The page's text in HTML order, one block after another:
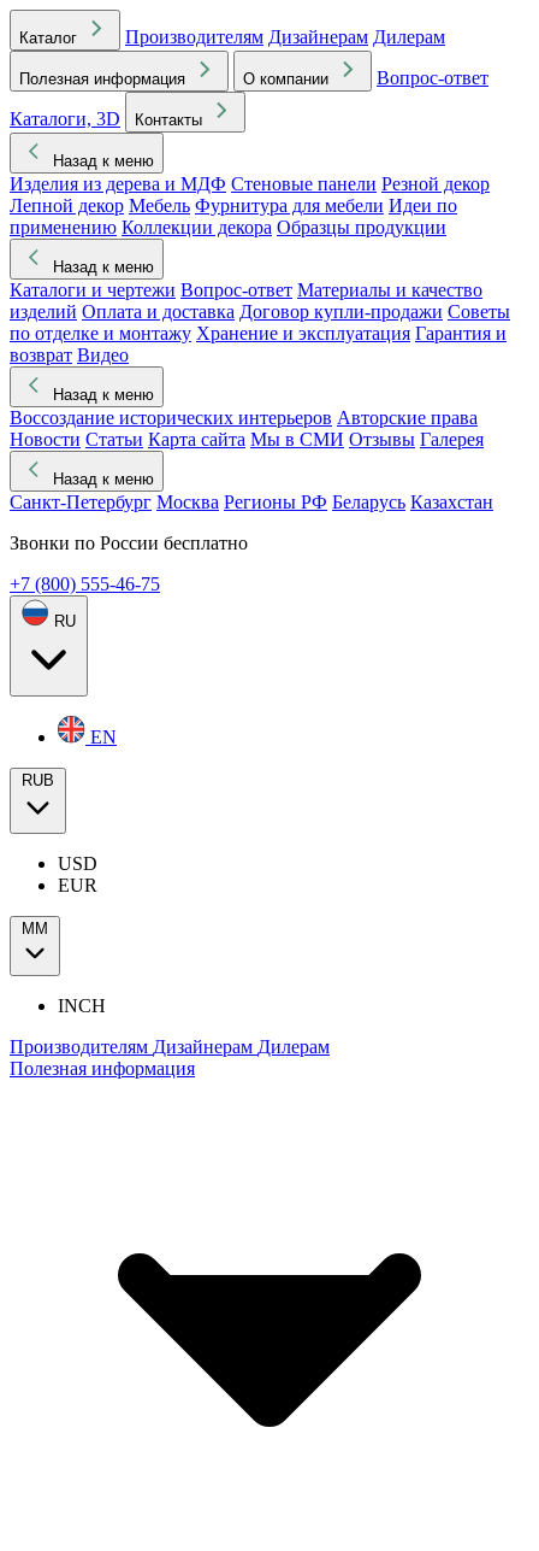
Каталог Производителям Дизайнерам Дилерам
Полезная информация О компании
Вопрос-ответ
Каталоги, 3D
Контакты
Назад к меню
Изделия из дерева и МДФ Стеновые панели Резной декор
Лепной декор Мебель Фурнитура для мебели Идеи по
применению Коллекции декора Образцы продукции
Назад к меню
Каталоги и чертежи Вопрос-ответ Материалы и качество
изделий Оплата и доставка Договор купли-продажи Советы
по отделке и монтажу Хранение и эксплуатация Гарантия и
возврат Видео
Назад к меню
Воссоздание исторических интерьеров Авторские права
Новости Статьи Карта сайта Мы в СМИ Отзывы Галерея
Назад к меню
Санкт-Петербург Москва Регионы РФ Беларусь Казахстан
Звонки по России бесплатно
+7 (800) 555-46-75
RU
EN
RUB
USD
EUR
ММ
INCH
Производителям Дизайнерам Дилерам
Полезная информация